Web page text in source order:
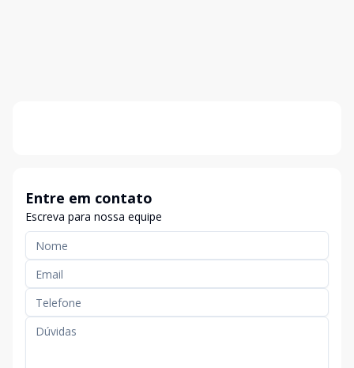
Entre em contato
Escreva para nossa equipe